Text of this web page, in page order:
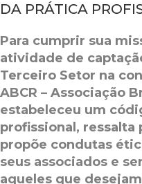
DA PRÁTICA
Para cumprir sua
atividade de
Terceiro Setor na
ABCR – Associação
estabeleceu um
profissional, ressalta
propõe condutas
seus associados e
aqueles que